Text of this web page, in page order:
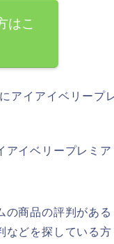
はこ
アイアイベリープ
アイベリープレミア
の商品の評判がある
などを探している方